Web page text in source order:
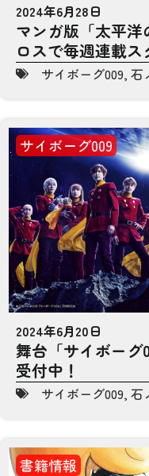
2024年6月28日
マンガ版「太平
ロスで毎週連載ス
サイボーグ009, 石
サイボーグ009
2024年6月20日
舞台「サイボーグ
受付中！
サイボーグ009, 石
書籍情報